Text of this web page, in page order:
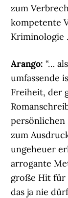
zum
kompetente
Kriminologie
Arango: “…
umfassende
Freiheit, der
persönlichen
zum
ungeheuer
arrogante
große Hit für
das ja nie